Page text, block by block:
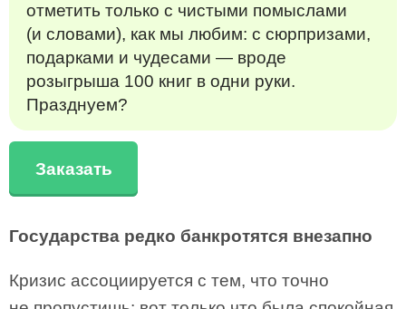
отметить только с чистыми помыслами
(и словами), как мы любим: с сюрпризами,
подарками и чудесами — вроде
розыгрыша 100 книг в одни руки.
Празднуем?
Заказать
Государства редко банкротятся внезапно
Кризис ассоциируется с тем, что точно